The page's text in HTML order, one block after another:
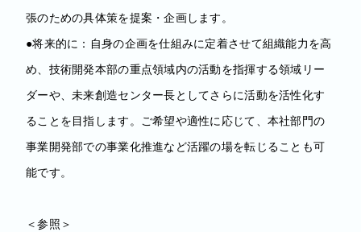
張のための具体策を提案・企画します。
●将来的に：自身の企画を仕組みに定着させて組織能力を高
め、技術開発本部の重点領域内の活動を指揮する領域リー
ダーや、未来創造センター長としてさらに活動を活性化す
ることを目指します。ご希望や適性に応じて、本社部門の
事業開発部での事業化推進など活躍の場を転じることも可
能です。
＜参照＞